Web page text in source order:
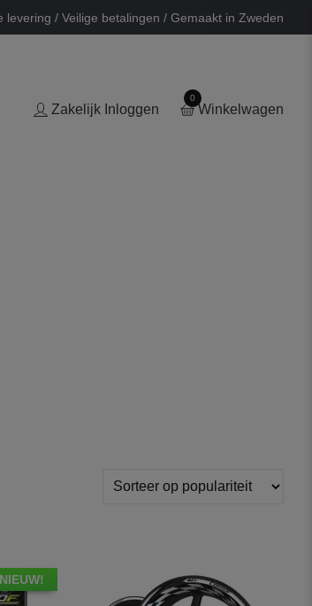
levering / Veilige betalingen / Gemaakt in Zweden
Zakelijk Inloggen
0
Winkelwagen
NIEUW!